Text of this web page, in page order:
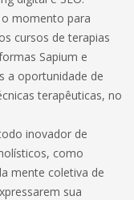
momento para
cursos de terapias
Sapium e
a oportunidade de
terapêuticas, no
inovador de
como
mente coletiva de
sua